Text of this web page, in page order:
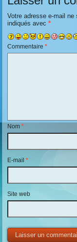
Votre adresse e-mail ne
indiqués avec*
Commentaire*
Nom*
E-mail*
Site web